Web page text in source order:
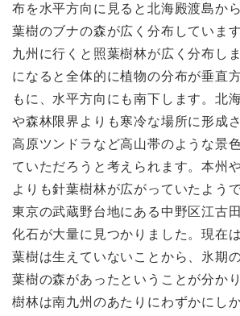
布を水平方向に見ると北海殿渡島か
葉樹のブナの森が広く分布していま
九州に行くと照葉樹林が広く分布し
になると全体的に植物の分布が垂直
もに、水平方向にも南下します。北
や森林限界よりも寒冷な場所に形成
高原ツンドラなど高山帯のような景
ていただろうと考えられます。本州
よりも針葉樹林が広がっていたよう
東京の武蔵野台地にある中野区江古
化石が大量に見つかりました。現在
葉樹は生えていないことから、氷期
葉樹の森があったということが分か
樹林は南九州のあたりにわずかにし